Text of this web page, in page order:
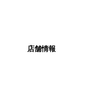
店舗情報